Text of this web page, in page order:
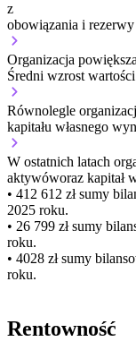
z
obowiązania i
Organizacja powiększa
Średni wzrost
Równolegle
kapitału własnego
W ostatnich latach
aktywóworaz kapitał
• 412 612 złsumy
2025 roku.
• 26 799 złsumy
roku.
• 4028 złsumy
roku.
Rentowność